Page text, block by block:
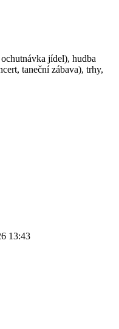
jídel), hudba
taneční zábava), trhy,
13:43